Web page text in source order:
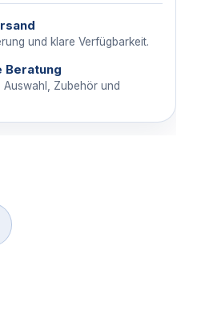
und klare Verfügbarkeit.
Beratung
Zubehör und